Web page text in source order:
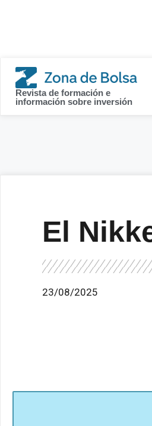
Revista de formación e
información sobre inversión
El
23/08/2025